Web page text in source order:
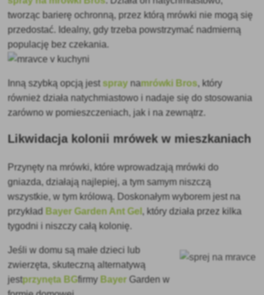
tworząc barierę ochronną, przez którą mrówki nie mogą się
przedostać. Idealny, gdy trzeba powstrzymać nadmierną
populację bez czekania.
Inną szybką opcją jestspray namrówki Bros, który
również działa natychmiastowo i nadaje się do stosowania
zarówno w pomieszczeniach, jak i na zewnątrz.
Likwidacja kolonii mrówek w mieszkaniach
Przynęty na mrówki, które wprowadzają mrówki do
gniazda, działają najlepiej, a tym samym niszczą
wszystkie, w tym królową. Doskonałym wyborem jest na
przykład Bayer Garden Ant Gel, który działa przez kilka
tygodni i niszczy całą kolonię.
Jeśli w domu są małe dzieci lub
zwierzęta, skuteczną alternatywą
jestprzynęta BGfirmy Bayer Garden w